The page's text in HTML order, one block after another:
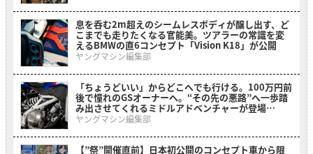
息を呑む2m超えのシームレスボディが醸し出す、ど
こまでも走りたくなる官能美。ツアラーの常識を変
えるBMWの直6コンセプト「Vision K18」が公開
ヤングマシン編集部
「ちょうどいい」からどこへでも行ける。100万円前
後で憧れのGSオーナーへ。“その先の悪路”へ一歩踏
み出させてくれるミドルアドベンチャーが登場
【BMW F 450 GS】
ヤングマシン編集部
【”祭”開催直前】日本初公開のコンセプト車から限